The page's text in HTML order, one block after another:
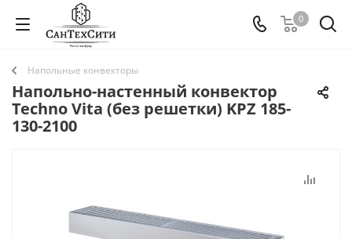
0
Напольные конвекторы
Напольно-настенный конвектор
Techno Vita (без решетки) KPZ 185-
130-2100